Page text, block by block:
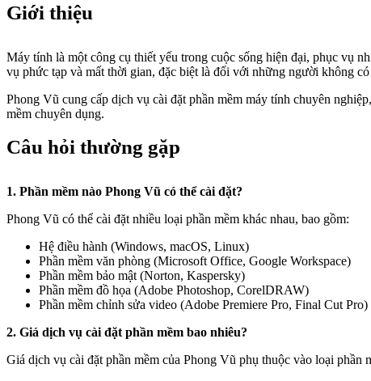
Giới thiệu
Máy tính là một công cụ thiết yếu trong cuộc sống hiện đại, phục vụ
vụ phức tạp và mất thời gian, đặc biệt là đối với những người không
Phong Vũ cung cấp dịch vụ cài đặt phần mềm máy tính chuyên
mềm chuyên dụng.
Câu hỏi thường gặp
1. Phần mềm nào Phong Vũ có thể cài đặt?
Phong Vũ có thể cài đặt nhiều loại phần mềm khác nhau, bao gồm:
Hệ điều hành (Windows, macOS, Linux)
Phần mềm văn phòng (Microsoft Office, Google Workspace)
Phần mềm bảo mật (Norton, Kaspersky)
Phần mềm đồ họa (Adobe Photoshop, CorelDRAW)
Phần mềm chỉnh sửa video (Adobe Premiere Pro, Final Cut Pro)
2. Giá dịch vụ cài đặt phần mềm bao nhiêu?
Giá dịch vụ cài đặt phần mềm của Phong Vũ phụ thuộc vào loại